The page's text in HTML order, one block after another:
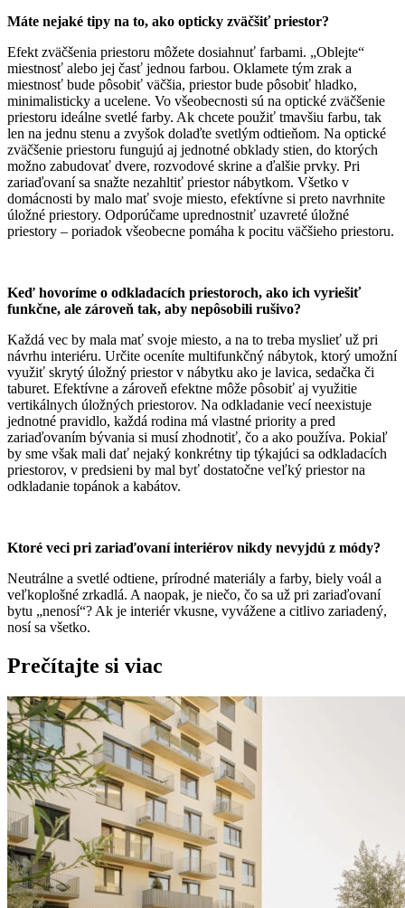
Máte nejaké tipy na to, ako opticky zväčšiť priestor?
Efekt zväčšenia priestoru môžete dosiahnuť farbami. „Oblejte“
miestnosť alebo jej časť jednou farbou. Oklamete tým zrak a
miestnosť bude pôsobiť väčšia, priestor bude pôsobiť hladko,
minimalisticky a ucelene. Vo všeobecnosti sú na optické zväčšenie
priestoru ideálne svetlé farby. Ak chcete použiť tmavšiu farbu, tak
len na jednu stenu a zvyšok dolaďte svetlým odtieňom. Na optické
zväčšenie priestoru fungujú aj jednotné obklady stien, do ktorých
možno zabudovať dvere, rozvodové skrine a ďalšie prvky. Pri
zariaďovaní sa snažte nezahltiť priestor nábytkom. Všetko v
domácnosti by malo mať svoje miesto, efektívne si preto navrhnite
úložné priestory. Odporúčame uprednostniť uzavreté úložné
priestory – poriadok všeobecne pomáha k pocitu väčšieho priestoru.
Keď hovoríme o odkladacích priestoroch, ako ich vyriešiť
funkčne, ale zároveň tak, aby nepôsobili rušivo?
Každá vec by mala mať svoje miesto, a na to treba myslieť už pri
návrhu interiéru. Určite oceníte multifunkčný nábytok, ktorý umožní
využiť skrytý úložný priestor v nábytku ako je lavica, sedačka či
taburet. Efektívne a zároveň efektne môže pôsobiť aj využitie
vertikálnych úložných priestorov. Na odkladanie vecí neexistuje
jednotné pravidlo, každá rodina má vlastné priority a pred
zariaďovaním bývania si musí zhodnotiť, čo a ako používa. Pokiaľ
by sme však mali dať nejaký konkrétny tip týkajúci sa odkladacích
priestorov, v predsieni by mal byť dostatočne veľký priestor na
odkladanie topánok a kabátov.
Ktoré veci pri zariaďovaní interiérov nikdy nevyjdú z módy?
Neutrálne a svetlé odtiene, prírodné materiály a farby, biely voál a
veľkoplošné zrkadlá. A naopak, je niečo, čo sa už pri zariaďovaní
bytu „nenosí“? Ak je interiér vkusne, vyvážene a citlivo zariadený,
nosí sa všetko.
Prečítajte si viac